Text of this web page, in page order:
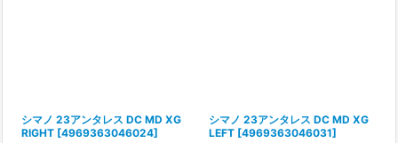
シマノ 23アンタレス DC MD XG
RIGHT [4969363046024]
シマノ 23アンタレス DC MD XG
LEFT [4969363046031]